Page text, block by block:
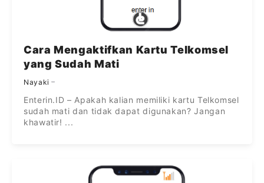
Cara Mengaktifkan Kartu Telkomsel
yang Sudah Mati
Nayaki
Enterin.ID – Apakah kalian memiliki kartu Telkomsel
sudah mati dan tidak dapat digunakan? Jangan
khawatir! ...